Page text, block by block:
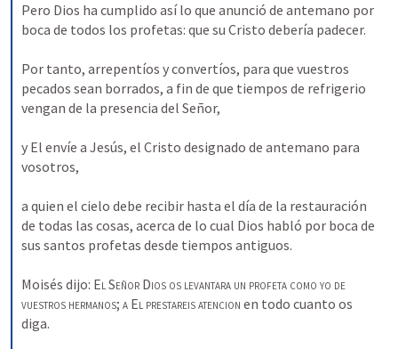
Pero Dios ha cumplido así lo que anunció de antemano por
boca de todos los profetas: que su Cristo debería padecer.
Por tanto, arrepentíos y convertíos, para que vuestros
pecados sean borrados, a fin de que tiempos de refrigerio
vengan de la presencia del Señor,
y El envíe a Jesús, el Cristo designado de antemano para
vosotros,
a quien el cielo debe recibir hasta el día de la restauración
de todas las cosas, acerca de lo cual Dios habló por boca de
sus santos profetas desde tiempos antiguos.
Moisés dijo: ElSeñor Dios os levantara un profeta como yo de
vuestros hermanos; a El prestareis atencion en todo cuanto os
diga.